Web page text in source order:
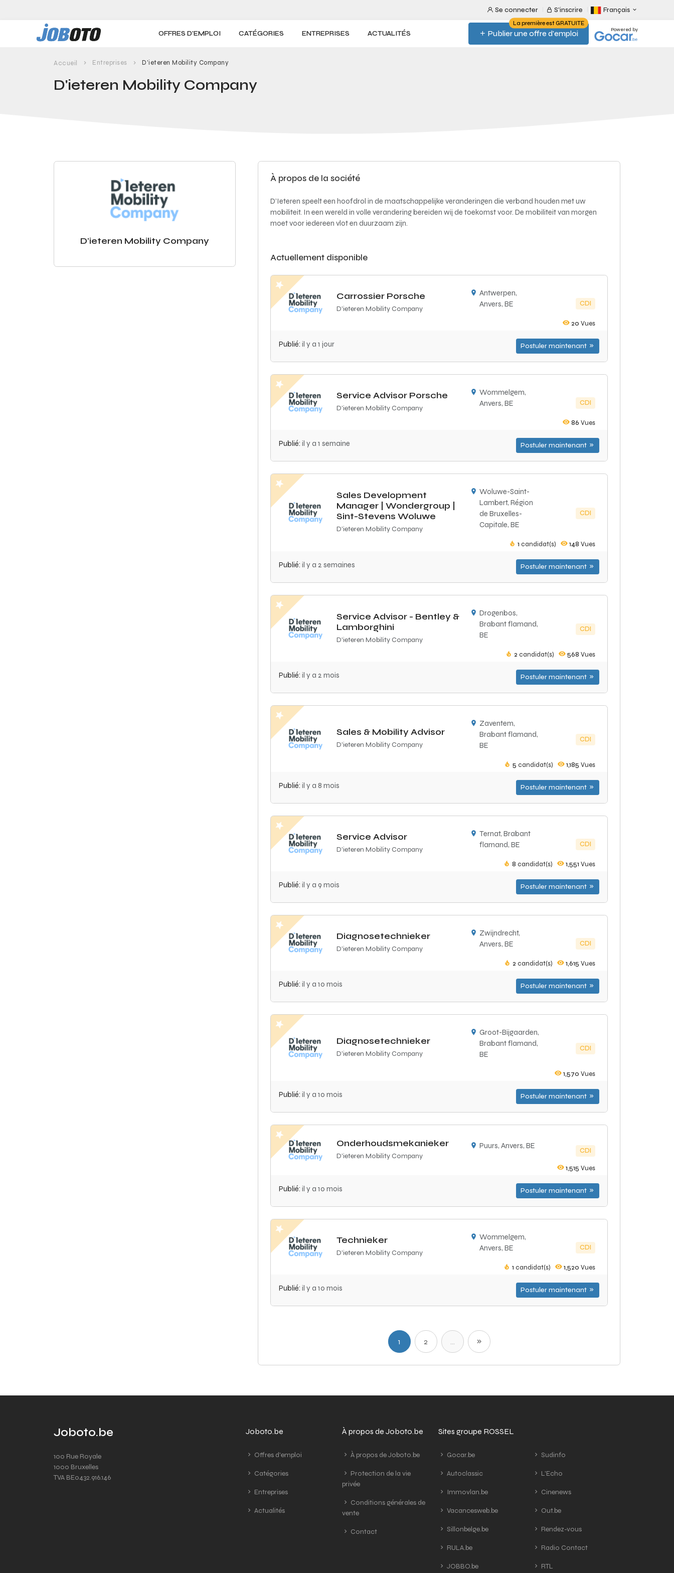
Se connecter S'inscrire Français
OFFRES D'EMPLOI CATÉGORIES ENTREPRISES ACTUALITÉS Publier une offre d'emploi
La première est GRATUITE
Powered by
Accueil Entreprises D'ieteren Mobility Company
D'ieteren Mobility Company
D'ieteren Mobility Company
À propos de la société
D’Ieteren speelt een hoofdrol in de maatschappelijke veranderingen die verband houden met uw
mobiliteit. In een wereld in volle verandering bereiden wij de toekomst voor. De mobiliteit van morgen
moet voor iedereen vlot en duurzaam zijn.
Actuellement disponible
Carrossier Porsche
D'ieteren Mobility Company
Antwerpen,
Anvers, BE
CDI
20 Vues
Publié:il y a 1 jour Postuler maintenant
Service Advisor Porsche
D'ieteren Mobility Company
Wommelgem,
Anvers, BE
CDI
86 Vues
Publié:il y a 1 semaine Postuler maintenant
Sales Development
Manager | Wondergroup |
Sint-Stevens Woluwe
D'ieteren Mobility Company
Woluwe-Saint-
Lambert, Région
de Bruxelles-
Capitale, BE
CDI
1 candidat(s) 148 Vues
Publié:il y a 2 semaines Postuler maintenant
Service Advisor - Bentley &
Lamborghini
D'ieteren Mobility Company
Drogenbos,
Brabant flamand,
BE
CDI
2 candidat(s) 568 Vues
Publié:il y a 2 mois Postuler maintenant
Sales & Mobility Advisor
D'ieteren Mobility Company
Zaventem,
Brabant flamand,
BE
CDI
5 candidat(s) 1,185 Vues
Publié:il y a 8 mois Postuler maintenant
Service Advisor
D'ieteren Mobility Company
Ternat, Brabant
flamand, BE
CDI
8 candidat(s) 1,551 Vues
Publié:il y a 9 mois Postuler maintenant
Diagnosetechnieker
D'ieteren Mobility Company
Zwijndrecht,
Anvers, BE
CDI
2 candidat(s) 1,615 Vues
Publié:il y a 10 mois Postuler maintenant
Diagnosetechnieker
D'ieteren Mobility Company
Groot-Bijgaarden,
Brabant flamand,
BE
CDI
1,570 Vues
Publié:il y a 10 mois Postuler maintenant
Onderhoudsmekanieker
D'ieteren Mobility Company
Puurs, Anvers, BE
CDI
1,515 Vues
Publié:il y a 10 mois Postuler maintenant
Technieker
D'ieteren Mobility Company
Wommelgem,
Anvers, BE
CDI
1 candidat(s) 1,520 Vues
Publié:il y a 10 mois Postuler maintenant
1 2
Joboto.be
100 Rue Royale
1000 Bruxelles
TVA BE0432.916.146
Joboto.be
Offres d'emploi
Catégories
Entreprises
Actualités
À propos de Joboto.be
À propos de Joboto.be
Protection de la vie
privée
Conditions générales de
vente
Contact
Sites groupe ROSSEL
Gocar.be
Autoclassic
Immovlan.be
Vacancesweb.be
Sillonbelge.be
RULA.be
JOBBO.be
Sudinfo
L'Echo
Cinenews
Out.be
Rendez-vous
Radio Contact
RTL